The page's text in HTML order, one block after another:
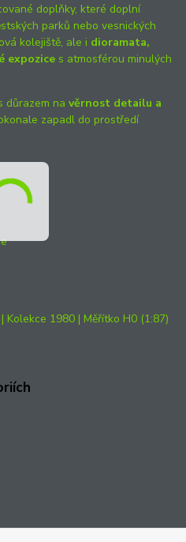
doplňky, které doplní
parků nebo vesnických
kolejiště, ale i dioramata,
expozice s atmosférou minulých
důrazem navěrnost detailu a
zapadl do prostředí
1980 | Měřítko H0 (1:87)